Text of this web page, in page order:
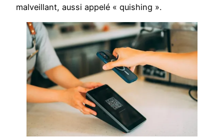
malveillant, aussi appelé « quishing ».